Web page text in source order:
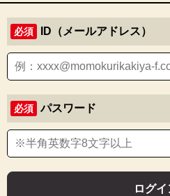
必須 ID（メールアドレス）
必須 パスワード
ログイ